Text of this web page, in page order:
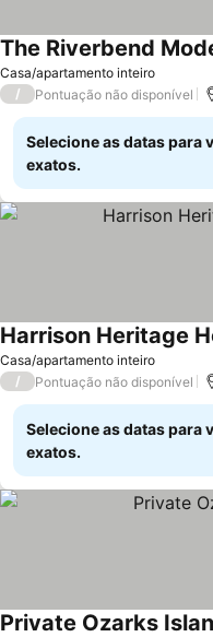
Casa/apartamento inteiro
/ Pontuação não disponível
Selecione as datas para
exatos.
Casa/apartamento inteiro
Harrison Heritage
/ Pontuação não disponível
Selecione as datas para
exatos.
Private Ozarks